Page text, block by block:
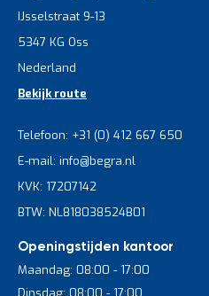
IJsselstraat 9-13
5347 KG Oss
Nederland
Bekijk route
Telefoon: +31 (0) 412 667 650
E-mail: info@begra.nl
KVK: 17207142
BTW: NL818038524B01
Openingstijden kantoor
Maandag: 08:00 - 17:00
Dinsdag: 08:00 - 17:00